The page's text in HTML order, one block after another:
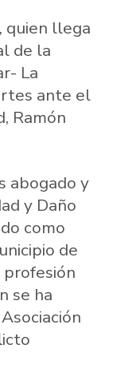
quien llega
de la
La
ante el
Ramón
abogado y
y Daño
como
de
profesión
se ha